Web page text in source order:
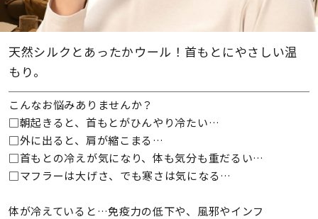
天然シルクとあったかウール！首もとにやさしい温
もり。
こんなお悩みありませんか？
□朝起きると、首もとがひんやり冷たい…
□外に出ると、肩が縮こまる…
□首もとの冷えが気になり、体も気分も重だるい…
□マフラーは大げさ、でも寒さは気になる…
体が冷えていると…免疫力の低下や、風邪やインフ